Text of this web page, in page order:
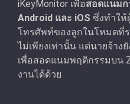
iKeyMonitor เพื่อสอดแนม
Android และ iOS ซึ่งทำให้
โทรศัพท์ของลูกในโหมดที่
ไม่เพียงเท่านั้น แต่นายจ้าง
เพื่อสอดแนมพฤติกรรมบน
งานได้ด้วย